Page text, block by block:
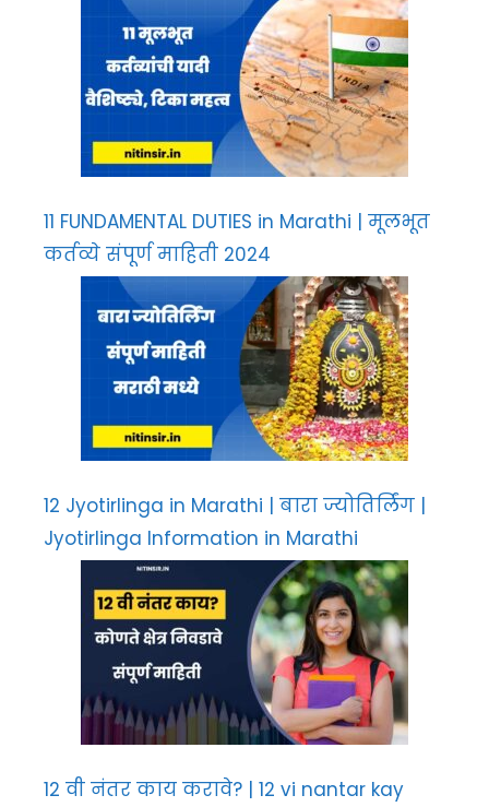
11 FUNDAMENTAL DUTIES in Marathi | मूलभूत
कर्तव्ये संपूर्ण माहिती 2024
12 Jyotirlinga in Marathi | बारा ज्योतिर्लिंग |
Jyotirlinga Information in Marathi
12 वी नंतर काय करावे? | 12 vi nantar kay